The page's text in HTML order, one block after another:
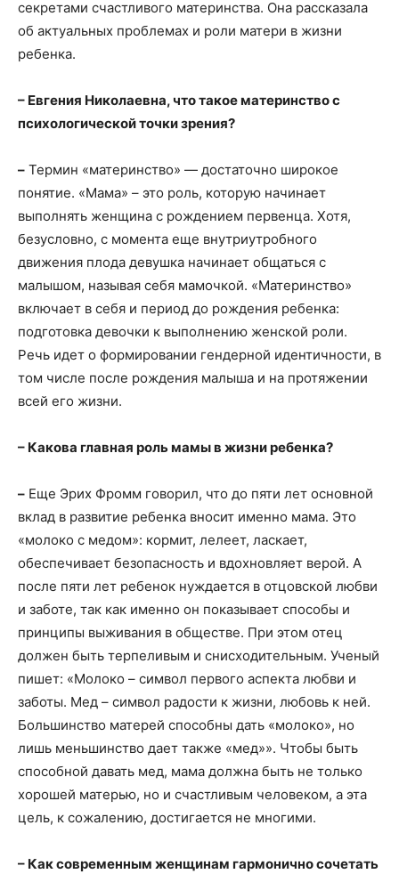
секретами счастливого материнства. Она рассказала
об актуальных проблемах и роли матери в жизни
ребенка.
– Евгения Николаевна, что такое материнство с
психологической точки зрения?
– Термин «материнство» — достаточно широкое
понятие. «Мама» – это роль, которую начинает
выполнять женщина с рождением первенца. Хотя,
безусловно, с момента еще внутриутробного
движения плода девушка начинает общаться с
малышом, называя себя мамочкой. «Материнство»
включает в себя и период до рождения ребенка:
подготовка девочки к выполнению женской роли.
Речь идет о формировании гендерной идентичности, в
том числе после рождения малыша и на протяжении
всей его жизни.
– Какова главная роль мамы в жизни ребенка?
– Еще Эрих Фромм говорил, что до пяти лет основной
вклад в развитие ребенка вносит именно мама. Это
«молоко с медом»: кормит, лелеет, ласкает,
обеспечивает безопасность и вдохновляет верой. А
после пяти лет ребенок нуждается в отцовской любви
и заботе, так как именно он показывает способы и
принципы выживания в обществе. При этом отец
должен быть терпеливым и снисходительным. Ученый
пишет: «Молоко – символ первого аспекта любви и
заботы. Мед – символ радости к жизни, любовь к ней.
Большинство матерей способны дать «молоко», но
лишь меньшинство дает также «мед»». Чтобы быть
способной давать мед, мама должна быть не только
хорошей матерью, но и счастливым человеком, а эта
цель, к сожалению, достигается не многими.
– Как современным женщинам гармонично сочетать